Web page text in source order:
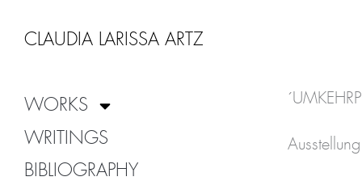
InhaltCLAUDIA LARISSA ARTZ
WORKS
WRITINGS
BIBLIOGRAPHY